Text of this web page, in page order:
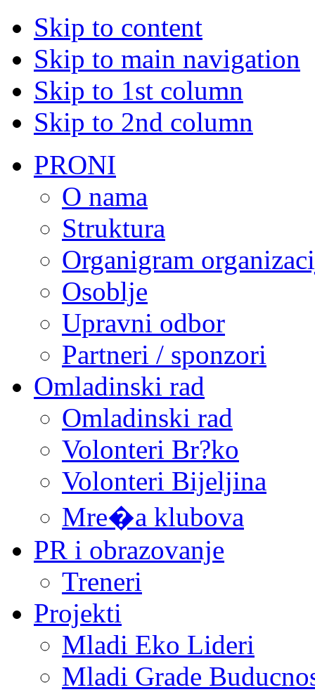
Skip to content
Skip to main navigation
Skip to 1st column
Skip to 2nd column
PRONI
O nama
Struktura
Organigram
Osoblje
Upravni odbor
Partneri / sponzori
Omladinski rad
Omladinski rad
Volonteri Br?ko
Volonteri Bijeljina
Mre�a klubova
PR i obrazovanje
Treneri
Projekti
Mladi Eko Lideri
Mladi Grade